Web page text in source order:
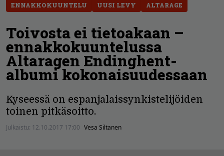
ENNAKKOKUUNTELU UUSI LEVY ALTARAGE
Toivosta ei tietoakaan –
ennakkokuuntelussa
Altaragen Endinghent-
albumi kokonaisuudessaan
Kyseessä on espanjalaissynkistelijöiden
toinen pitkäsoitto.
Julkaistu: 12.10.2017 17:00 Vesa Siltanen